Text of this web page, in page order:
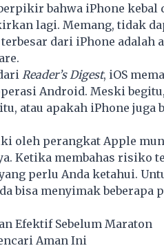
bahwa iPhone kebal
lagi. Memang, tidak
dari iPhone adalah
Reader’s Digest, iOS
Android. Meski
atau apakah iPhone juga
oleh perangkat Apple
Ketika membahas risiko
perlu Anda ketahui.
bisa menyimak beberapa
Efektif Sebelum Maraton
Aman Ini